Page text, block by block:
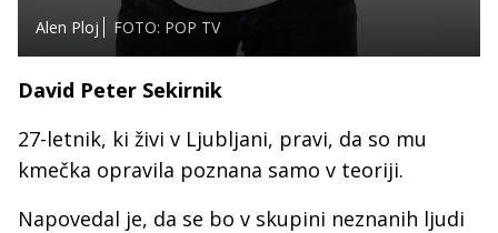
Alen Ploj FOTO: POP TV
David Peter Sekirnik
27-letnik, ki živi v Ljubljani, pravi, da so mu
kmečka opravila poznana samo v teoriji.
Napovedal je, da se bo v skupini neznanih ljudi